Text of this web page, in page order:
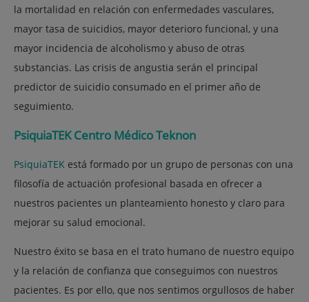
la mortalidad en relación con enfermedades vasculares,
mayor tasa de suicidios, mayor deterioro funcional, y una
mayor incidencia de alcoholismo y abuso de otras
substancias. Las crisis de angustia serán el principal
predictor de suicidio consumado en el primer año de
seguimiento.
PsiquiaTEK Centro Médico Teknon
PsiquiaTEK está formado por un grupo de personas con una
filosofía de actuación profesional basada en ofrecer a
nuestros pacientes un planteamiento honesto y claro para
mejorar su salud emocional.
Nuestro éxito se basa en el trato humano de nuestro equipo
y la relación de confianza que conseguimos con nuestros
pacientes. Es por ello, que nos sentimos orgullosos de haber